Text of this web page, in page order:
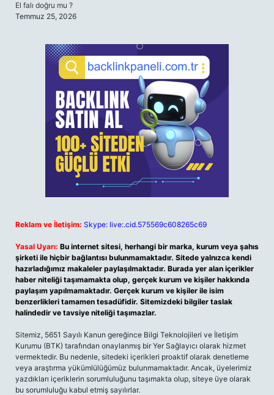
El falı doğru mu ?
Temmuz 25, 2026
Reklam ve İletişim: Skype: live:.cid.575569c608265c69
Yasal Uyarı: Bu internet sitesi, herhangi bir marka, kurum veya şahıs
şirketi ile hiçbir bağlantısı bulunmamaktadır. Sitede yalnızca kendi
hazırladığımız makaleler paylaşılmaktadır. Burada yer alan içerikler
haber niteliği taşımamakta olup, gerçek kurum ve kişiler hakkında
paylaşım yapılmamaktadır. Gerçek kurum ve kişiler ile isim
benzerlikleri tamamen tesadüfidir. Sitemizdeki bilgiler taslak
halindedir ve tavsiye niteliği taşımazlar.
Sitemiz, 5651 Sayılı Kanun gereğince Bilgi Teknolojileri ve İletişim
Kurumu (BTK) tarafından onaylanmış bir Yer Sağlayıcı olarak hizmet
vermektedir. Bu nedenle, sitedeki içerikleri proaktif olarak denetleme
veya araştırma yükümlülüğümüz bulunmamaktadır. Ancak, üyelerimiz
yazdıkları içeriklerin sorumluluğunu taşımakta olup, siteye üye olarak
bu sorumluluğu kabul etmiş sayılırlar.